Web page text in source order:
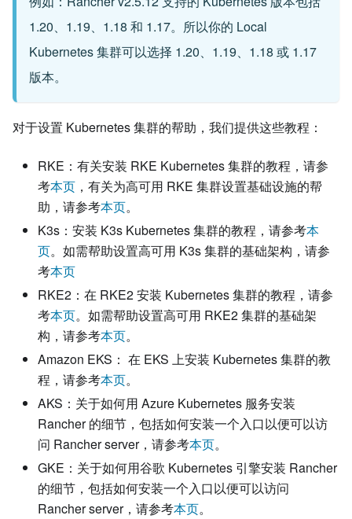
1.20、1.19、1.18 和 1.17。所以你的 Local
Kubernetes 集群可以选择 1.20、1.19、1.18 或 1.17
版本。
对于设置 Kubernetes 集群的帮助，我们提供这些教程：
RKE：有关安装 RKE Kubernetes 集群的教程，请参
考本页 ，有关为高可用 RKE 集群设置基础设施的帮
助，请参考本页。
K3s：安装 K3s Kubernetes 集群的教程，请参考本
页。如需帮助设置高可用 K3s 集群的基础架构，请参
考本页
RKE2：在 RKE2 安装 Kubernetes 集群的教程，请参
考本页。如需帮助设置高可用 RKE2 集群的基础架
构，请参考本页。
Amazon EKS： 在 EKS 上安装 Kubernetes 集群的教
程，请参考本页。
AKS：关于如何用 Azure Kubernetes 服务安装
Rancher 的细节，包括如何安装一个入口以便可以访
问 Rancher server，请参考本页。
GKE：关于如何用谷歌 Kubernetes 引擎安装 Rancher
的细节，包括如何安装一个入口以便可以访问
Rancher server，请参考本页。